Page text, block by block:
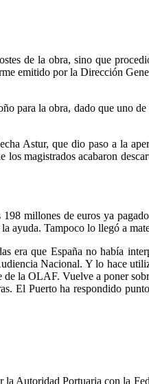
de la obra, sino que
emitido por la Dirección
para la obra, dado que uno
Astur, que dio paso a la
magistrados acabaron
millones de euros ya
ayuda. Tampoco lo llegó a
era que España no había
Nacional. Y lo hace
la OLAF. Vuelve a poner
El Puerto ha respondido
Autoridad Portuaria con la